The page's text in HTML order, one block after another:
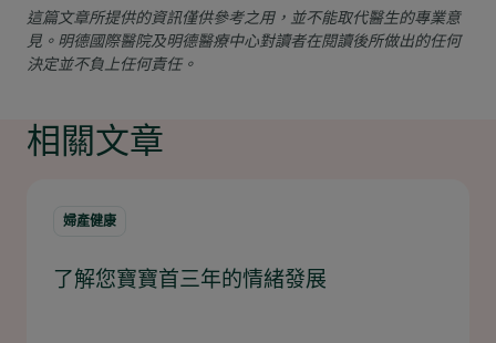
這篇文章所提供的資訊僅供參考之用，並不能取代醫生的專業意
見。明德國際醫院及明德醫療中心對讀者在閱讀後所做出的任何
決定並不負上任何責任。
相關文章
婦產健康
了解您寶寶首三年的情緒發展